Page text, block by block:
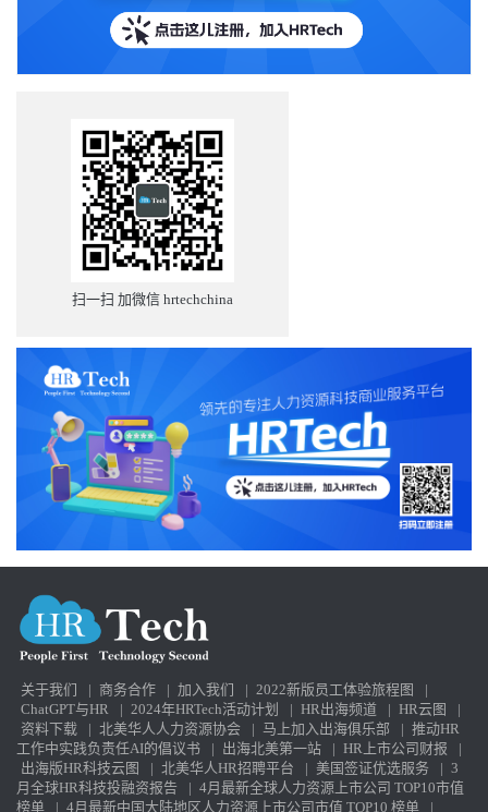
扫一扫 加微信 hrtechchina
关于我们 | 商务合作 | 加入我们 | 2022新版员工体验旅程图
|
ChatGPT与HR
| 2024年HRTech活动计划 | HR出海频道 | HR云图
|
资料下载
| 北美华人人力资源协会 | 马上加入出海俱乐部 | 推动HR
工作中实践负责任AI的倡议书
| 出海北美第一站 | HR上市公司财报
|
出海版HR科技云图
| 北美华人HR招聘平台 | 美国签证优选服务 | 3
月全球HR科技投融资报告
| 4月最新全球人力资源上市公司 TOP10市值
榜单
| 4月最新中国大陆地区人力资源上市公司市值 TOP10 榜单 |